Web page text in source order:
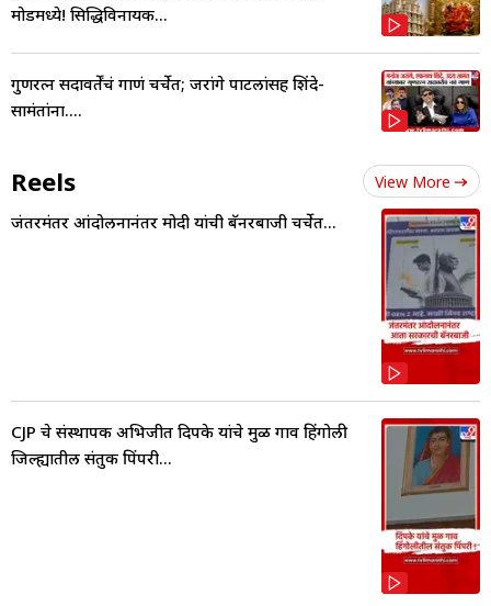
मोडमध्ये! सिद्धिविनायक...
गुणरत्न सदावर्तेंचं गाणं चर्चेत; जरांगे पाटलांसह शिंदे-
सामंतांना....
Reels View More
जंतरमंतर आंदोलनानंतर मोदी यांची बॅनरबाजी चर्चेत...
CJP चे संस्थापक अभिजीत दिपके यांचे मुळ गाव हिंगोली
जिल्ह्यातील संतुक पिंपरी...